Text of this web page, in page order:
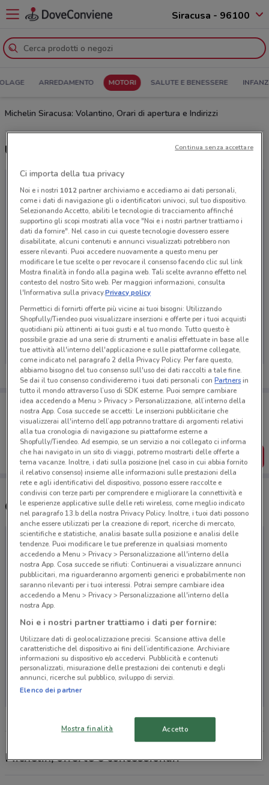
Siracusa - 96100
ARREDAMENTO MOTORI SALUTE E BENESSERE
Michelin Siracusa: Volantino, Orari di apertura e Indirizzi
Ultime offerte del volantino Michelin
Ci dispiace, al momento non abbiamo pubblicato
volantini nella tua zona. Riprova più tardi.
Porta DoveConviene sempre con te!
Puoi trovare le migliori offerte dei negozi vicino a te,
salvarle e creare la tua lista del risparmio, comodamente
dal tuo cellulare.
SCARICA L’APP
Concessionari Michelin nelle vicinanze
Non ci sono negozi nelle vicinanze
Michelin, offerte e concessionari
Ci importa della tua privacy
Noi e i nostri 1012partner archiviamo e accediamo ai dati personali,
come i dati di navigazione gli o identificatori univoci, sul tuo dispositivo.
Selezionando Accetto, abiliti le tecnologie di tracciamento affinché
supportino gli scopi mostrati alla voce "Noi e i nostri partner trattiamo i
dati da fornire". Nel caso in cui queste tecnologie dovessero essere
disabilitate, alcuni contenuti e annunci visualizzati potrebbero non
essere rilevanti. Puoi accedere nuovamente a questo menu per
modificare le tue scelte o per revocare il consenso facendo clic sul link
Mostra finalità in fondo alla pagina web. Tali scelte avranno effetto nel
contesto del nostro Sito web. Per maggiori informazioni, consulta
l'Informativa sulla privacy.Privacy policy
Permettici di fornirti offerte più vicine ai tuoi bisogni: Utilizzando
Shopfully/Tiendeo puoi visualizzare inserzioni e offerte per i tuoi acquisti
quotidiani più attinenti ai tuoi gusti e al tuo mondo. Tutto questo è
possibile grazie ad una serie di strumenti e analisi effettuate in base alle
tue attività all'interno dell'applicazione e sulle piattaforme collegate,
come indicato nel paragrafo 2 della Privacy Policy. Per fare questo,
abbiamo bisogno del tuo consenso sull'uso dei dati raccolti a tale fine.
Se dai il tuo consenso condivideremo i tuoi dati personali conPartnersin
tutto il mondo attraverso l’uso di SDK esterne. Puoi sempre cambiare
idea accedendo a Menu > Privacy > Personalizzazione, all’interno della
nostra App. Cosa succede se accetti: Le inserzioni pubblicitarie che
visualizzerai all'interno dell’app potranno trattare di argomenti relativi
alla tua cronologia di navigazione su piattaforme esterne a
Shopfully/Tiendeo. Ad esempio, se un servizio a noi collegato ci informa
che hai navigato in un sito di viaggi, potremo mostrarti delle offerte a
tema vacanze. Inoltre, i dati sulla posizione (nel caso in cui abbia fornito
il relativo consenso) insieme alle informazioni sulle prestazioni della
rete e agli identificativi del dispositivo, possono essere raccolte e
condivisi con terze parti per comprendere e migliorare la connettività e
le esperienze applicative sulle delle reti wireless, come meglio indicato
nel paragrafo 13.b della nostra Privacy Policy. Inoltre, i tuoi dati possono
anche essere utilizzati per la creazione di report, ricerche di mercato,
scientifiche e statistiche, analisi basate sulla posizione e analisi delle
tendenze. Puoi modificare le tue preferenze in qualsiasi momento
accedendo a Menu > Privacy > Personalizzazione all'interno della
nostra App. Cosa succede se rifiuti: Continuerai a visualizzare annunci
pubblicitari, ma riguarderanno argomenti generici e probabilmente non
saranno rilevanti per i tuoi interessi. Potrai sempre cambiare idea
accedendo a Menu > Privacy > Personalizzazione all'interno della
nostra App.
Noi e i nostri partner trattiamo i dati per fornire:
Utilizzare dati di geolocalizzazione precisi. Scansione attiva delle
caratteristiche del dispositivo ai fini dell’identificazione. Archiviare
informazioni su dispositivo e/o accedervi. Pubblicità e contenuti
personalizzati, misurazione delle prestazioni dei contenuti e degli
annunci, ricerche sul pubblico, sviluppo di servizi.
Elenco dei partner
Mostra finalità Accetto
Continua senza accettare